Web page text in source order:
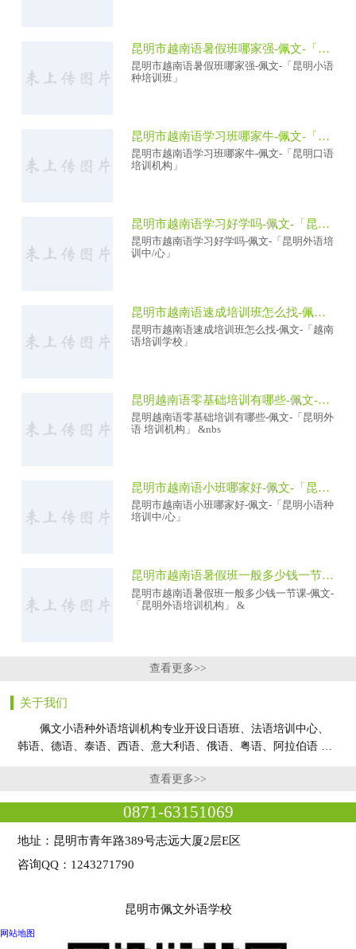
昆明市越南语暑假班哪家强-佩文-「昆明小语种培训班」
昆明市越南语暑假班哪家强-佩文-「昆明小语
种培训班」
昆明市越南语学习班哪家牛-佩文-「昆明口语培训机构」
昆明市越南语学习班哪家牛-佩文-「昆明口语
培训机构」
昆明市越南语学习好学吗-佩文-「昆明外语培训中/心」
昆明市越南语学习好学吗-佩文-「昆明外语培
训中/心」
昆明市越南语速成培训班怎么找-佩文-「越南语培训学校」
昆明市越南语速成培训班怎么找-佩文-「越南
语培训学校」
昆明越南语零基础培训有哪些-佩文-「昆明外语 培训机构」
昆明越南语零基础培训有哪些-佩文-「昆明外
语 培训机构」 &nbs
昆明市越南语小班哪家好-佩文-「昆明小语种培训中/心」
昆明市越南语小班哪家好-佩文-「昆明小语种
培训中/心」
昆明市越南语暑假班一般多少钱一节课-佩文-「昆明外语培训机构」
昆明市越南语暑假班一般多少钱一节课-佩文-
「昆明外语培训机构」 &
查看更多>>
关于我们
佩文小语种外语培训机构专业开设日语班、法语培训中心、
韩语、德语、泰语、西语、意大利语、俄语、粤语、阿拉伯语 …
查看更多>>
0871-63151069
地址：昆明市青年路389号志远大厦2层E区
咨询QQ：1243271790
昆明市佩文外语学校
网站地图